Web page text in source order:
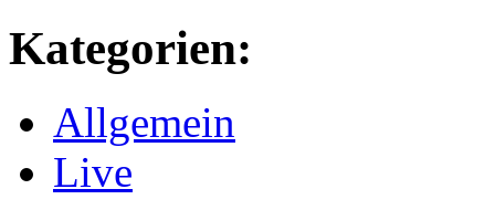
Kategorien:
Allgemein
Live